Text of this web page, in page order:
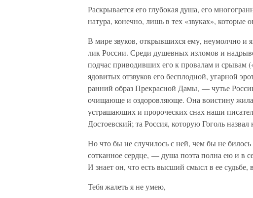
Раскрывается его глубокая душа, его
натура, конечно, лишь в тех «звуках»,
В мире звуков, открывшихся ему, неумолчно и
лик России. Среди душевных изломов и
подчас приводивших его к провалам и срывам
ядовитых отзвуков его бесплодной, угарной
ранний образ Прекрасной Дамы, — чутье
очищающе и оздоровляюще. Она воистину
устрашающих и пророческих снах наши
Достоевский; та Россия, которую Гоголь
Но что бы не случилось с ней, чем бы не
сотканное сердце, — душа поэта полна ею и в
И знает он, что есть высший смысл в ее
Тебя жалеть я не умею,